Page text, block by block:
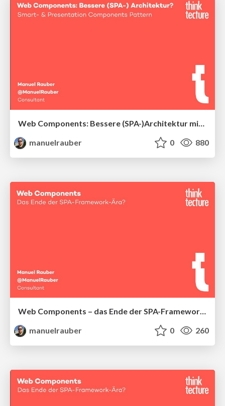
Web Components: Bessere (SPA-)Architektur mit Smart- und Presentational-Components-Pattern
manuelrauber
0 880
manuelrauber
0 260